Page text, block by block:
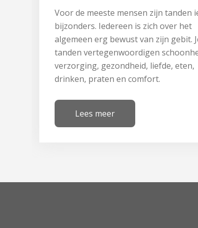
Voor de meeste mensen zijn tanden
bijzonders. Iedereen is zich over het
algemeen erg bewust van zijn gebit.
tanden vertegenwoordigen
verzorging, gezondheid, liefde, eten,
drinken, praten en comfort.
Lees meer